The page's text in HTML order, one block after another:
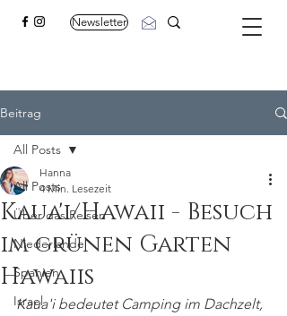
Newsletter
Beitrag
All Posts
Über das Reisen
Niederlande
Spanien
Israel
All Posts
Kaua'i/Hawaii - Besuch
im grünen Garten
Hawaiis
Hanna
4 Min. Lesezeit
Kaua'i bedeutet Camping im Dachzelt,